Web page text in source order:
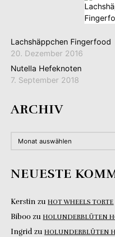
Lachshäppchen Fingerfood
20. Dezember 2016
Nutella Hefeknoten
7. September 2018
ARCHIV
NEUESTE
Kerstin zuHOT WHEELS TORTE
Biboo zuHOLUNDERBLÜTEN
IngridzuHOLUNDERBLÜTEN